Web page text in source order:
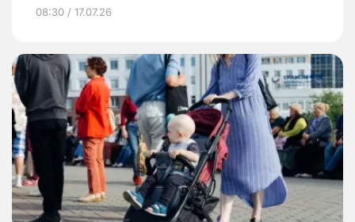
08:30 / 17.07.26